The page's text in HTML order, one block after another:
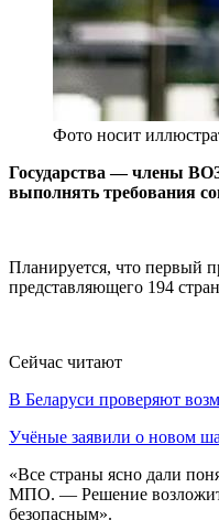
Фото носит
Государства — члены
выполнять требования
Планируется, что первый
представляющего 194
Сейчас читают
В Беларуси проверяют
Учёные заявили о новом
«Все страны ясно дали
МПО. — Решение возложить
безопасным».